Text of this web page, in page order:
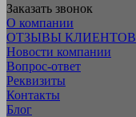
Заказать звонок
О компании
ОТЗЫВЫ КЛИЕНТОВ
Новости компании
Вопрос-ответ
Реквизиты
Контакты
Блог